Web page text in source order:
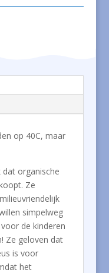
op 40C, maar
dat organische
Ze
simpelweg
de kinderen
Ze geloven dat
is voor
het